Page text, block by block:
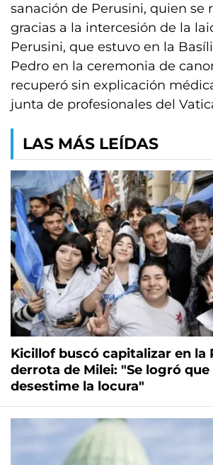
sanación de Perusini, quien se
gracias a la intercesión de la
Perusini, que estuvo en la
Pedro en la ceremonia de
recuperó sin explicación
junta de profesionales del
LAS MÁS LEÍDAS
Kicillof buscó capitalizar en la
derrota de Milei: "Se logró
desestime la locura"